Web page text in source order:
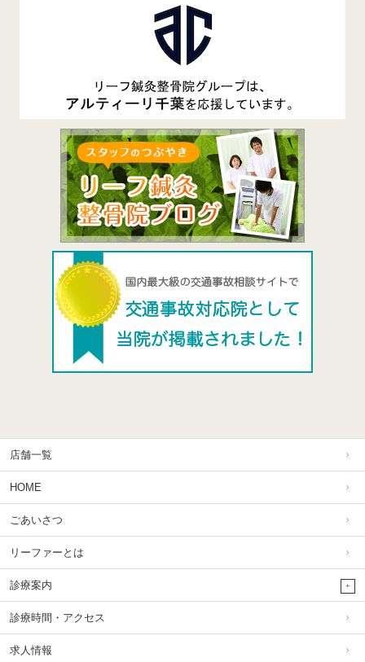
店舗一覧
HOME
ごあいさつ
リーファーとは
診療案内
診療時間・アクセス
求人情報